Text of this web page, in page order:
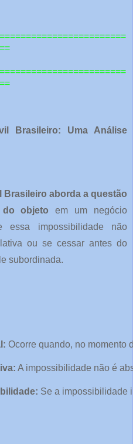
==
Brasileiro: Uma Análise
Brasileiro aborda a questão
objeto em um negócio
essa impossibilidade não
ou se cessar antes do
subordinada.
Ocorre quando, no momento
A impossibilidade não é
Se a impossibilidade